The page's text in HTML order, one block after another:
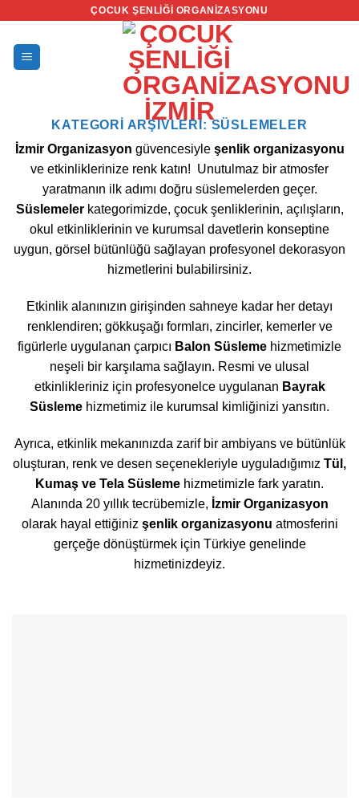
ÇOCUK ŞENLIĞI ORGANIZASYONU
KATEGORI ARŞIVLERI: SÜSLEMELER
İzmir Organizasyon güvencesiyle şenlik organizasyonu
ve etkinliklerinize renk katın! Unutulmaz bir atmosfer
yaratmanın ilk adımı doğru süslemelerden geçer.
Süslemelerkategorimizde, çocuk şenliklerinin, açılışların,
okul etkinliklerinin ve kurumsal davetlerin konseptine
uygun, görsel bütünlüğü sağlayan profesyonel dekorasyon
hizmetlerini bulabilirsiniz.
Etkinlik alanınızın girişinden sahneye kadar her detayı
renklendiren; gökkuşağı formları, zincirler, kemerler ve
figürlerle uygulanan çarpıcı Balon Süsleme hizmetimizle
neşeli bir karşılama sağlayın. Resmi ve ulusal
etkinlikleriniz için profesyonelce uygulanan Bayrak
Süsleme hizmetimiz ile kurumsal kimliğinizi yansıtın.
Ayrıca, etkinlik mekanınızda zarif bir ambiyans ve bütünlük
oluşturan, renk ve desen seçenekleriyle uyguladığımız Tül,
Kumaş ve Tela Süsleme hizmetimizle fark yaratın.
Alanında 20 yıllık tecrübemizle, İzmir Organizasyon
olarak hayal ettiğiniz şenlik organizasyonu atmosferini
gerçeğe dönüştürmek için Türkiye genelinde
hizmetinizdeyiz.